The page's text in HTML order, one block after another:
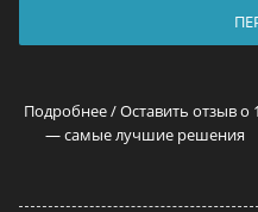
Подробнее / Оставить отзыв о
— самые лучшие решения